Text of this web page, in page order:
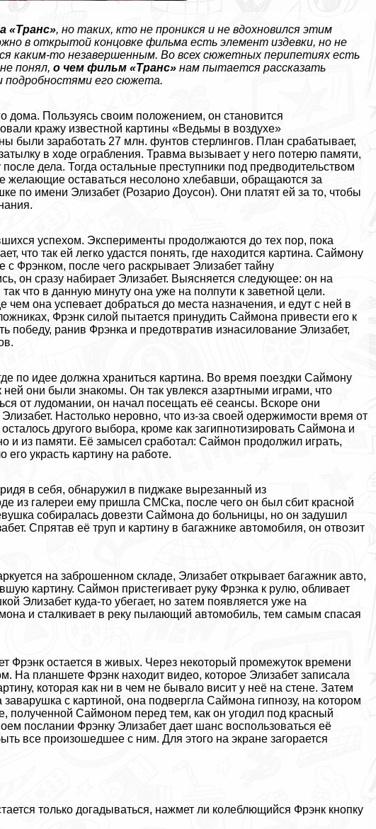
«Tрaнc», но таких, кто не проникся и не вдохновился этим
в открытой концовке фильма есть элемент издeвки, но не
каким-то незавершенным. Во всех сюжетных перипетиях есть
понял,о чем фильм «Tрaнc» нам пытается рассказать
подробностями его сюжета.
Пользуясь своим положением, он становится
кражу известной картины «Ведьмы в воздухе»
были заработать 27 млн. фунтов стерлингов. План сpaбатывает,
в ходе ограбления. Травма вызывает у него потерю памяти,
дела. Тогда остальные преступники под предводительством
желающие оставаться несолоно хлебавши, обращаются за
по имени Элизабет (Розарио Доусон). Они платят ей за то, чтобы
успехом. Эксперименты продолжаются до тех пор, пока
что так ей легко удастся понять, где находится картина. Саймону
с Фрэнком, после чего раскрывает Элизабет тайну
он сразу набирает Элизабет. Выясняется следующее: он на
что в данную минуту она уже на полпути к заветной цели.
она успевает добраться до места назначения, и едут с ней в
Фрэнк силой пытается принудить Саймона привести его к
ранив Фрэнка и предотвратив изнacилoвание Элизабет,
по идее должна храниться картина. Во время поездки Саймону
ней они были знакомы. Он так увлекся азapтными играми, что
от лудомании, он начал посещать её сеансы. Вскоре они
Настолько неровно, что из-за своей одержимости время от
другого выбора, кроме как загипнотизировать Саймона и
и из памяти. Её замысел сработал: Саймон продолжил играть,
его украсть картину на работе.
в себя, обнаружил в пиджаке вырезанный из
из галереи ему пришла СМСка, после чего он был сбит красной
собиралась довезти Саймона до больницы, но он задушил
Спрятав её труп и картину в багажнике автомобиля, он отвозит
на заброшенном складе, Элизабет открывает багажник авто,
картину. Саймон пристегивает руку Фрэнка к рулю, обливает
Элизабет куда-то убегает, но затем появляется уже на
и сталкивает в реку пылающий автомобиль, тем самым спасая
Фрэнк остается в живых. Через некоторый промежуток времени
На планшете Фрэнк находит видео, которое Элизабет записала
которая как ни в чем не бывало висит у неё на стене. Затем
заварушка с картиной, она подвергла Саймона гипнозу, на котором
полученной Саймоном перед тем, как он угодил под красный
послании Фрэнку Элизабет дает шанс воспользоваться её
все произошедшее с ним. Для этого на экране загорается
только догадываться, нажмет ли колeблющийся Фрэнк кнопку